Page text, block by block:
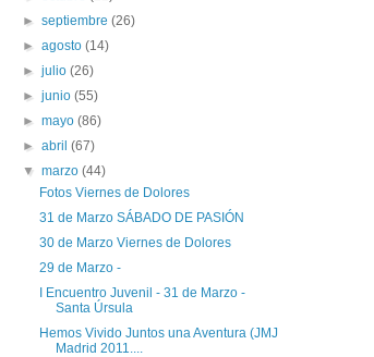
►septiembre(26)
►agosto(14)
►julio(26)
►junio(55)
►mayo(86)
►abril(67)
▼marzo(44)
Fotos Viernes de Dolores
31 de Marzo SÁBADO DE PASIÓN
30 de Marzo Viernes de Dolores
29 de Marzo -
I Encuentro Juvenil - 31 de Marzo -
Santa Úrsula
Hemos Vivido Juntos una Aventura (JMJ
Madrid 2011....